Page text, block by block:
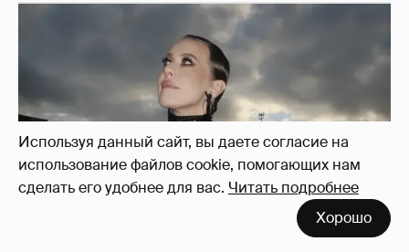
Используя данный сайт, вы даете согласие на
использование файлов cookie, помогающих нам
сделать его удобнее для вас. Читать подробнее
Хорошо